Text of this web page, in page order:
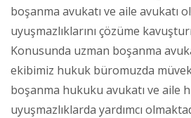
boşanma avukatı ve aile avukatı
uyuşmazlıklarını çözüme
Konusunda uzman boşanma
ekibimiz hukuk büromuzda
boşanma hukuku avukatı ve aile
uyuşmazlıklarda yardımcı